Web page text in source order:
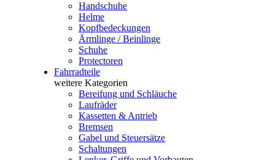
Handschuhe
Helme
Kopfbedeckungen
Ärmlinge / Beinlinge
Schuhe
Protectoren
Fahrradteile
weitere Kategorien
Bereifung und Schläuche
Laufräder
Kassetten & Antrieb
Bremsen
Gabel und Steuersätze
Schaltungen